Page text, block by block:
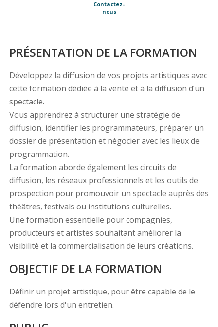
Contactez-
nous
PRÉSENTATION DE LA FORMATION
Développez la diffusion de vos projets artistiques avec
cette formation dédiée à la vente et à la diffusion d’un
spectacle.
Vous apprendrez à structurer une stratégie de
diffusion, identifier les programmateurs, préparer un
dossier de présentation et négocier avec les lieux de
programmation.
La formation aborde également les circuits de
diffusion, les réseaux professionnels et les outils de
prospection pour promouvoir un spectacle auprès des
théâtres, festivals ou institutions culturelles.
Une formation essentielle pour compagnies,
producteurs et artistes souhaitant améliorer la
visibilité et la commercialisation de leurs créations.
OBJECTIF DE LA FORMATION
Définir un projet artistique, pour être capable de le
défendre lors d'un entretien.